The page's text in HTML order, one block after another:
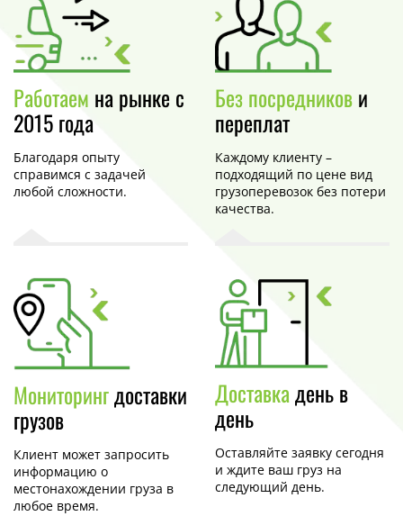
Работаем на рынке с
2015 года
Благодаря опыту
справимся с задачей
любой сложности.
Без посредников и
переплат
Каждому клиенту –
подходящий по цене вид
грузоперевозок без потери
качества.
Мониторингдоставки
грузов
Клиент может запросить
информацию о
местонахождении груза в
любое время.
Доставкадень в
день
Оставляйте заявку сегодня
и ждите ваш груз на
следующий день.